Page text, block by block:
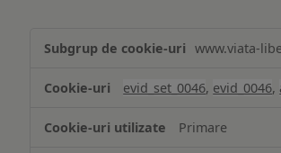
www.viata-
evid_set_0046, evid_0046,
Primare